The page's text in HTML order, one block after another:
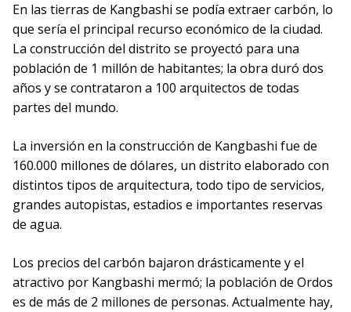
En las tierras de Kangbashi se podía extraer carbón, lo
que sería el principal recurso económico de la ciudad.
La construcción del distrito se proyectó para una
población de 1 millón de habitantes; la obra duró dos
años y se contrataron a 100 arquitectos de todas
partes del mundo.
La inversión en la construcción de Kangbashi fue de
160.000 millones de dólares, un distrito elaborado con
distintos tipos de arquitectura, todo tipo de servicios,
grandes autopistas, estadios e importantes reservas
de agua.
Los precios del carbón bajaron drásticamente y el
atractivo por Kangbashi mermó; la población de Ordos
es de más de 2 millones de personas. Actualmente hay,